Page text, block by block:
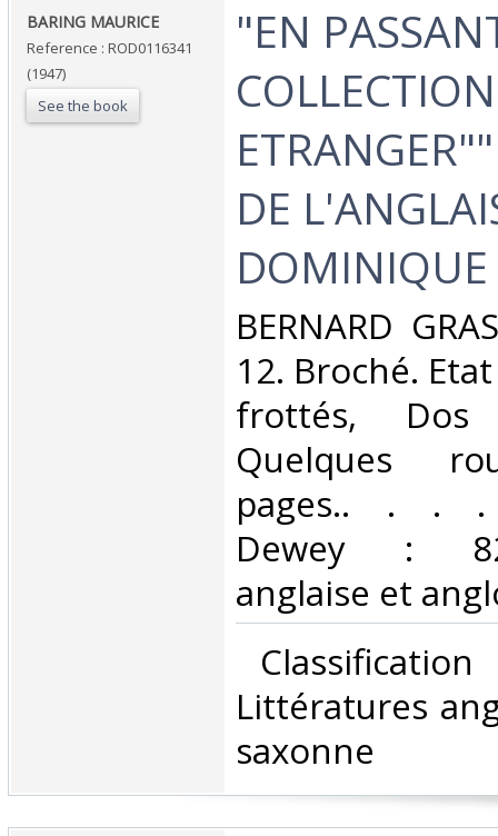
‎BARING MAURICE‎
Reference : ROD0116341
(1947)
See the book
‎"EN
DE
‎BERNARD
12. Broché.
frottés,
Quelques
pages.. . . .
Dewey :
anglaise et
Littératures
saxonne‎